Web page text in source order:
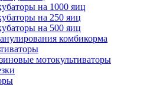
на 1000 яиц
на 250 яиц
на 500 яиц
комбикорма
мотокультиваторы